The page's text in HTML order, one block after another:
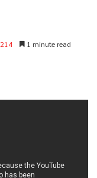
214 1 minute read